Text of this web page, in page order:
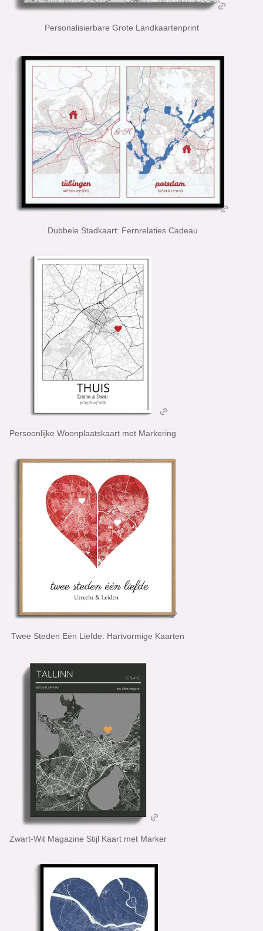
Personalisierbare Grote Landkaartenprint
Dubbele Stadkaart: Fernrelaties Cadeau
Persoonlijke Woonplaatskaart met Markering
Twee Steden Eén Liefde: Hartvormige Kaarten
Zwart-Wit Magazine Stijl Kaart met Marker